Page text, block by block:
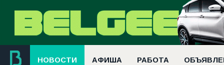
НОВОСТИ АФИША РАБОТА